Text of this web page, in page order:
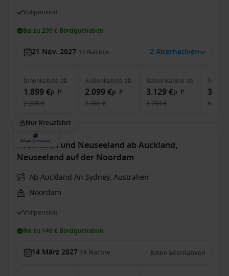
Vollpension
Bis zu 299 € Bordguthaben
21 Nov. 2027 14 Nächte 2 Alternativen
Innenkabine ab
1.899 €p. P.
2.208 €
Außenkabine ab
2.099 €p. P.
2.385 €
Balkonkabine ab
3.129 €p. P.
3.294 €
Suite
4.309 €
Nur Kreuzfahrt
Australien und Neuseeland ab Auckland,
Neuseeland auf der Noordam
Ab Auckland An Sydney, Australien
Noordam
Vollpension
Bis zu 149 € Bordguthaben
14 März 2027 14 Nächte Keine alternativen